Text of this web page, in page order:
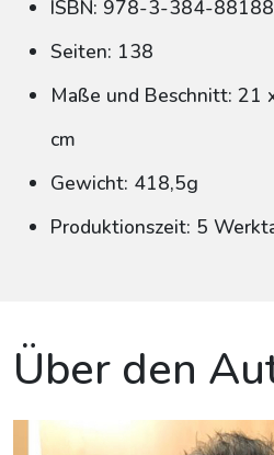
ISBN: 978-3-384-
Seiten: 138
Maße und Beschnitt: 21
cm
Gewicht: 418,5g
Produktionszeit: 5
Über den